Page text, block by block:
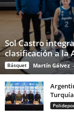
Sol Castro
clasificación a la
Básquet Martín Gálvez -